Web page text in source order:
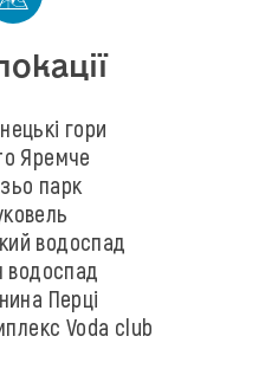
гори
Яремче
парк
водоспад
Перці
Voda club